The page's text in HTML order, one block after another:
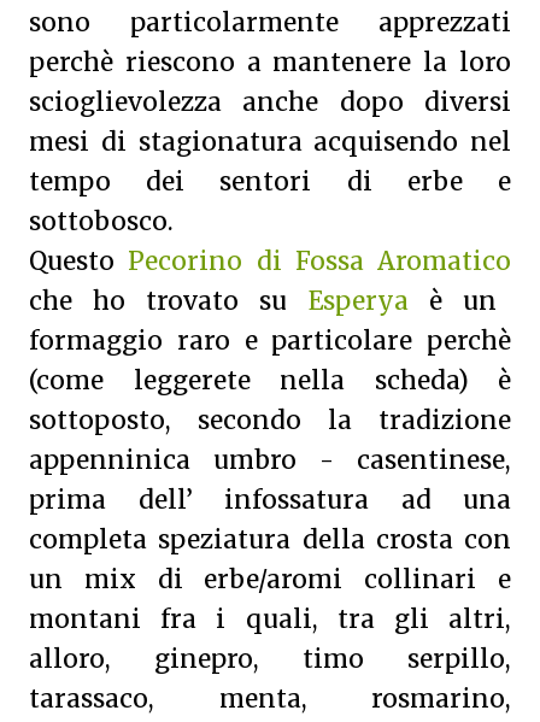
sono particolarmente apprezzati
perchè riescono a mantenere la loro
scioglievolezza anche dopo diversi
mesi di stagionatura acquisendo nel
tempo dei sentori di erbe e
sottobosco.
Questo Pecorino di Fossa Aromatico
che ho trovato su Esperyaè un
formaggio raro e particolare perchè
(come leggerete nella scheda) è
sottoposto, secondo la tradizione
appenninica umbro - casentinese,
prima dell’ infossatura ad una
completa speziatura della crosta con
un mix di erbe/aromi collinari e
montani fra i quali, tra gli altri,
alloro, ginepro, timo serpillo,
tarassaco, menta, rosmarino,